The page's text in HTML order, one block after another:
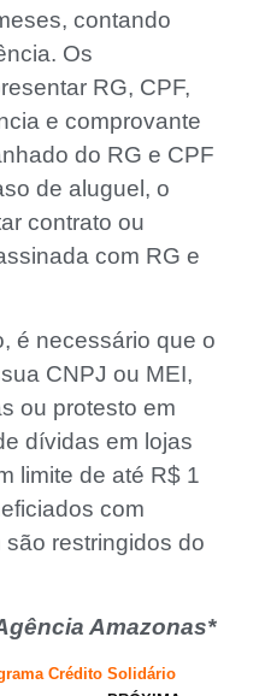
contando
Os
RG, CPF,
e comprovante
do RG e CPF
de aluguel, o
contrato ou
com RG e
é necessário que o
CNPJ ou MEI,
ou protesto em
dívidas em lojas
limite de até R$ 1
com
restringidos do
Amazonas*
Crédito Solidário